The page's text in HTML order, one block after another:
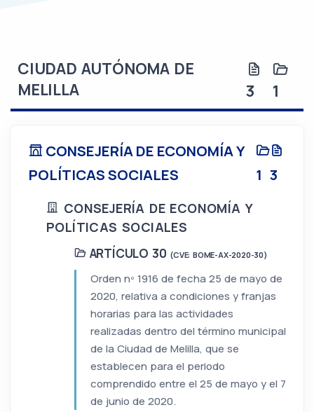
CIUDAD AUTÓNOMA DE
MELILLA
3 1
CONSEJERÍA DE ECONOMÍA Y
POLÍTICAS SOCIALES
1 3
CONSEJERÍA DE ECONOMÍA Y
POLÍTICAS SOCIALES
ARTÍCULO 30 (CVE: BOME-AX-2020-30)
Orden nº 1916 de fecha 25 de mayo de
2020, relativa a condiciones y franjas
horarias para las actividades
realizadas dentro del término municipal
de la Ciudad de Melilla, que se
establecen para el periodo
comprendido entre el 25 de mayo y el 7
de junio de 2020.